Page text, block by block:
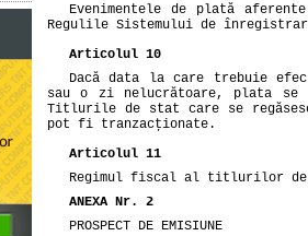
Evenimentele de plată
Regulile Sistemului de
Articolul 10
Dacă data la care trebuie
sau o zi nelucrătoare, plata se
Titlurile de stat care se
pot fi tranzacţionate.
Articolul 11
Regimul fiscal al titlurilor
ANEXA Nr. 2
PROSPECT DE EMISIUNE